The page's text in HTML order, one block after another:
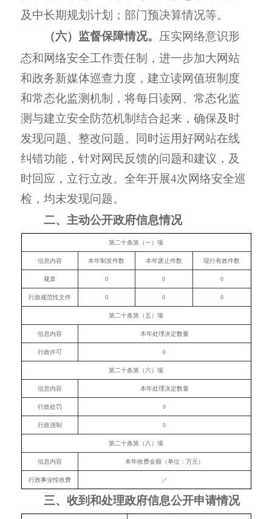
及中长期规划计划；部门预决算情况等。
（六）监督保障情况。 压实网络意识形
态和网络安全工作责任制，进一步加大网站
和政务新媒体巡查力度，建立读网值班制度
和常态化监测机制，将每日读网、常态化监
测与建立安全防范机制结合起来，确保及时
发现问题、整改问题。同时运用好网站在线
纠错功能，针对网民反馈的问题和建议，及
时回应，立行立改。全年开展4次网络安全巡
检，均未发现问题。
二、主动公开政府信息情况
第二十条第（一）项
信息内容 本年制发件数 本年废止件数 现行有效件数
规章 0 0 0
行政规范性文件 0 0 0
第二十条第（五）项
信息内容 本年处理决定数量
行政许可 0
第二十条第（六）项
信息内容 本年处理决定数量
行政处罚 0
行政强制 0
第二十条第（八）项
信息内容 本年收费金额（单位：万元）
行政事业性收费 ／
三、收到和处理政府信息公开申请情况